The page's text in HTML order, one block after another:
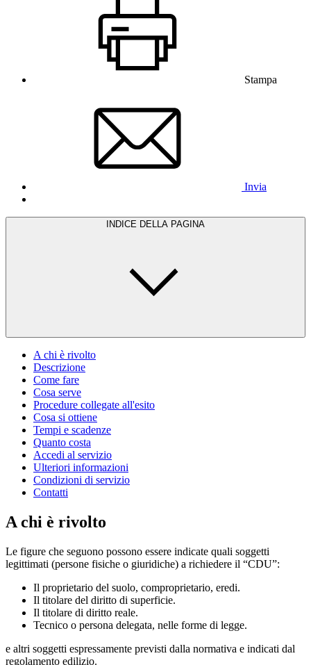
Stampa
Invia
INDICE DELLA PAGINA
A chi è rivolto
Descrizione
Come fare
Cosa serve
Procedure collegate all'esito
Cosa si ottiene
Tempi e scadenze
Quanto costa
Accedi al servizio
Ulteriori informazioni
Condizioni di servizio
Contatti
A chi è rivolto
Le figure che seguono possono essere indicate quali soggetti
legittimati (persone fisiche o giuridiche) a richiedere il “CDU”:
Il proprietario del suolo, comproprietario, eredi.
Il titolare del diritto di superficie.
Il titolare di diritto reale.
Tecnico o persona delegata, nelle forme di legge.
e altri soggetti espressamente previsti dalla normativa e indicati dal
regolamento edilizio.